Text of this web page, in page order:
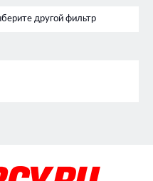
другой фильтр